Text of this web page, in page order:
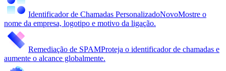
Identificador de Chamadas PersonalizadoNovoMostre o
nome da empresa, logotipo e motivo da ligação.
Remediação de SPAMProteja o identificador de chamadas e
aumente o alcance globalmente.